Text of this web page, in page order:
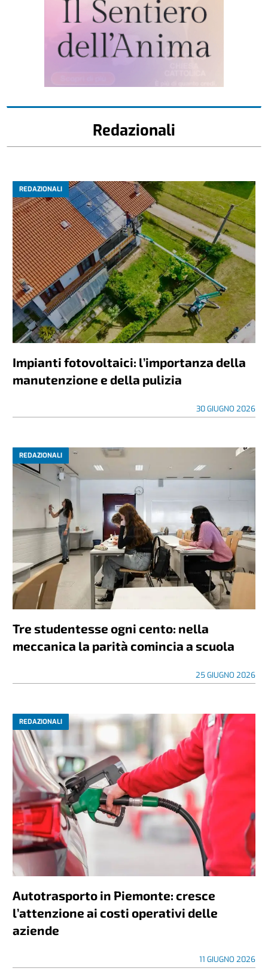
Redazionali
REDAZIONALI
Impianti fotovoltaici: l’importanza della
manutenzione e della pulizia
30 GIUGNO 2026
REDAZIONALI
Tre studentesse ogni cento: nella
meccanica la parità comincia a scuola
25 GIUGNO 2026
REDAZIONALI
Autotrasporto in Piemonte: cresce
l’attenzione ai costi operativi delle
aziende
11 GIUGNO 2026